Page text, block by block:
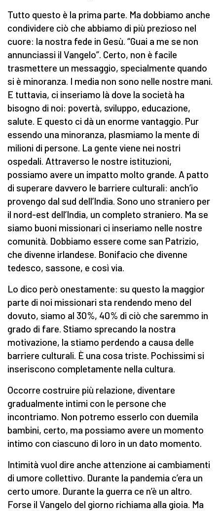
Tutto questo è la prima parte. Ma dobbiamo anche
condividere ciò che abbiamo di più prezioso nel
cuore: la nostra fede in Gesù. “Guai a me se non
annunciassi il Vangelo”. Certo, non è facile
trasmettere un messaggio, specialmente quando
si è minoranza. I media non sono nelle nostre mani.
E tuttavia, ci inseriamo là dove la società ha
bisogno di noi: povertà, sviluppo, educazione,
salute. E questo ci dà un enorme vantaggio. Pur
essendo una minoranza, plasmiamo la mente di
milioni di persone. La gente viene nei nostri
ospedali. Attraverso le nostre istituzioni,
possiamo avere un impatto molto grande. A patto
di superare davvero le barriere culturali: anch’io
provengo dal sud dell’India. Sono uno straniero per
il nord-est dell’India, un completo straniero. Ma se
siamo buoni missionari ci inseriamo nelle nostre
comunità. Dobbiamo essere come san Patrizio,
che divenne irlandese. Bonifacio che divenne
tedesco, sassone, e così via.
Lo dico però onestamente: su questo la maggior
parte di noi missionari sta rendendo meno del
dovuto, siamo al 30%, 40% di ciò che saremmo in
grado di fare. Stiamo sprecando la nostra
motivazione, la stiamo perdendo a causa delle
barriere culturali. È una cosa triste. Pochissimi si
inseriscono completamente nella cultura.
Occorre costruire più relazione, diventare
gradualmente intimi con le persone che
incontriamo. Non potremo esserlo con duemila
bambini, certo, ma possiamo avere un momento
intimo con ciascuno di loro in un dato momento.
Intimità vuol dire anche attenzione ai cambiamenti
di umore collettivo. Durante la pandemia c’era un
certo umore. Durante la guerra ce n’è un altro.
Forse il Vangelo del giorno richiama alla gioia. Ma